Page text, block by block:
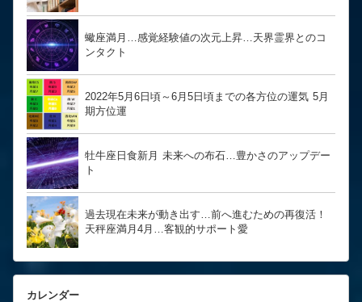
蠍座満月…感覚経験値の次元上昇…天界霊界とのコ
ンタクト
2022年5月6日頃～6月5日頃までの各方位の運気 5月
期方位運
牡牛座日食新月 未来への布石…豊かさのアップデー
ト
過去現在未来が動き出す…前へ進むための再復活！
天秤座満月4月…客観的サポート愛
カレンダー